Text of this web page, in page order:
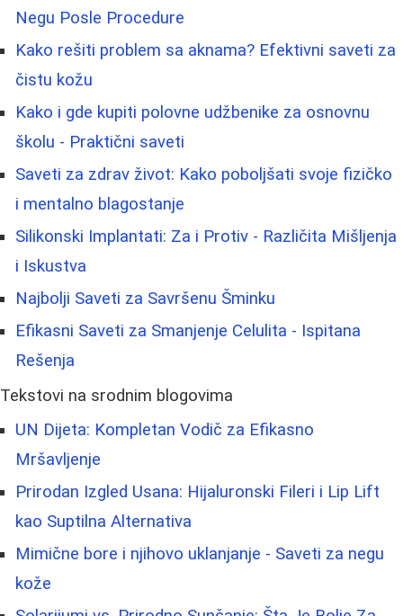
Negu Posle Procedure
Kako rešiti problem sa aknama? Efektivni saveti za
čistu kožu
Kako i gde kupiti polovne udžbenike za osnovnu
školu - Praktični saveti
Saveti za zdrav život: Kako poboljšati svoje fizičko
i mentalno blagostanje
Silikonski Implantati: Za i Protiv - Različita Mišljenja
i Iskustva
Najbolji Saveti za Savršenu Šminku
Efikasni Saveti za Smanjenje Celulita - Ispitana
Rešenja
Tekstovi na srodnim blogovima
UN Dijeta: Kompletan Vodič za Efikasno
Mršavljenje
Prirodan Izgled Usana: Hijaluronski Fileri i Lip Lift
kao Suptilna Alternativa
Mimične bore i njihovo uklanjanje - Saveti za negu
kože